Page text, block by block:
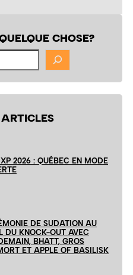
CHOSE?
ARTICLES
2026 : QUÉBEC EN MODE
DE SUDATION AU
DU KNOCK-OUT AVEC
BHATT, GROS
ET APPLE OF BASILISK